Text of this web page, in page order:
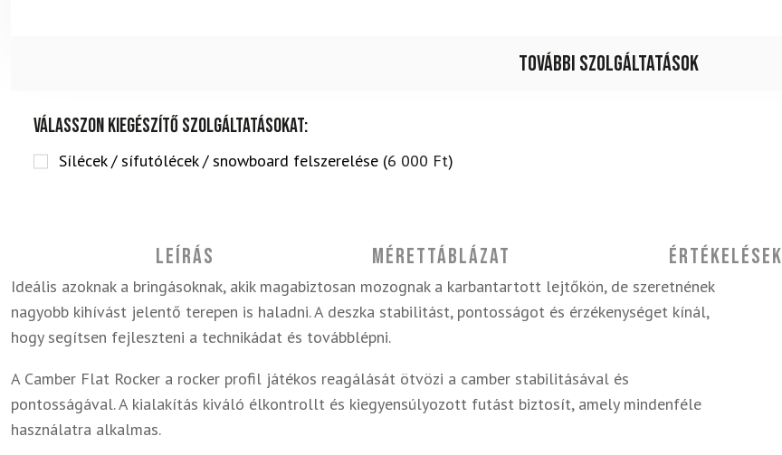
További szolgáltatások
Válasszon kiegészítő szolgáltatásokat:
Sílécek / sífutólécek / snowboard felszerelése (6 000 Ft)
Leírás Mérettáblázat Értékelések
Ideális azoknak a bringásoknak, akik magabiztosan mozognak a karbantartott lejtőkön, de szeretnének
nagyobb kihívást jelentő terepen is haladni. A deszka stabilitást, pontosságot és érzékenységet kínál,
hogy segítsen fejleszteni a technikádat és továbblépni.
A Camber Flat Rocker a rocker profil játékos reagálását ötvözi a camber stabilitásával és
pontosságával. A kialakítás kiváló élkontrollt és kiegyensúlyozott futást biztosít, amely mindenféle
használatra alkalmas.